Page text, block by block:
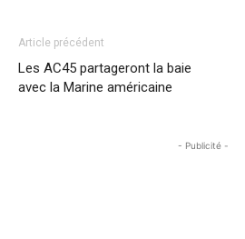
Article précédent
Les AC45 partageront la baie
avec la Marine américaine
- Publicité -